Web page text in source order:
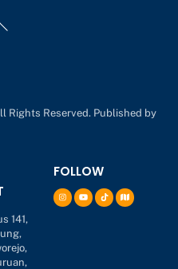
To
Rights Reserved. Published by
141,
FOLLOW